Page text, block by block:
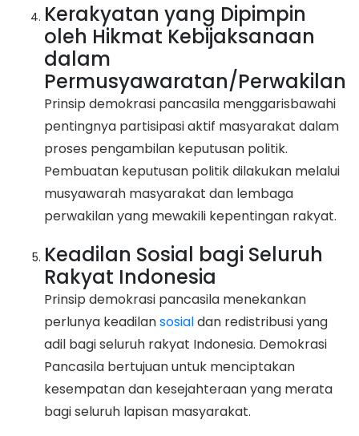
Kerakyatan yang Dipimpin
oleh Hikmat Kebijaksanaan
dalam
Permusyawaratan/Perwakilan
Prinsip demokrasi pancasila menggarisbawahi
pentingnya partisipasi aktif masyarakat dalam
proses pengambilan keputusan politik.
Pembuatan keputusan politik dilakukan melalui
musyawarah masyarakat dan lembaga
perwakilan yang mewakili kepentingan rakyat.
Keadilan Sosial bagi Seluruh
Rakyat Indonesia
Prinsip demokrasi pancasila menekankan
perlunya keadilansosialdan redistribusi yang
adil bagi seluruh rakyat Indonesia. Demokrasi
Pancasila bertujuan untuk menciptakan
kesempatan dan kesejahteraan yang merata
bagi seluruh lapisan masyarakat.